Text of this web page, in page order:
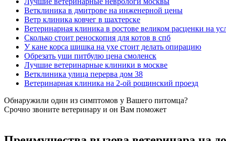
Ветклиника в дмитрове на инженерной цены
Ветр клиника ковчег в шахтерске
Ветеринарная клиника в ростове великом расценки на
Сколько стоит реноскопия для котов в спб
У кане корса шишка на ухе стоит делать опирацию
Обрезать уши питбулю цена смоленск
Лучшие ветеринарные клиники в москве
Ветклиника улица перерва дом 38
Ветеринарная клиника на 2-ой рощинский проезд
Обнаружили один из симптомов у Вашего питомца?
Срочно звоните ветеринару и он Вам поможет